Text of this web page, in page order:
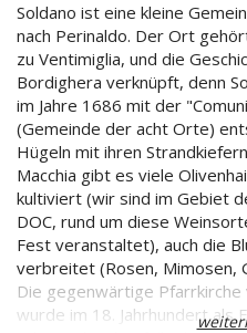
Soldano ist eine kleine
nach Perinaldo. Der Ort
zu Ventimiglia, und die
Bordighera verknüpft, denn
im Jahre 1686 mit der
(Gemeinde der acht Orte)
Hügeln mit ihren
Macchia gibt es viele
kultiviert (wir sind im Gebiet
DOC, rund um diese
Fest veranstaltet), auch die
verbreitet (Rosen, Mimosen,
Die gegenwärtige Pfarrkirche
wurde im 18. Jahrhundert als